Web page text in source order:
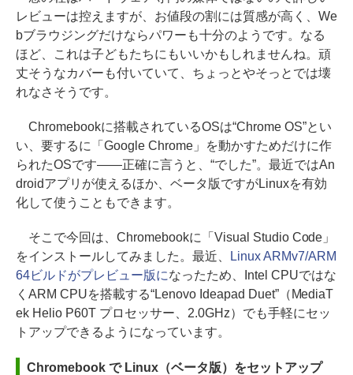
レビューは控えますが、お値段の割には質感が高く、We
bブラウジングだけならパワーも十分のようです。なる
ほど、これは子どもたちにもいいかもしれませんね。頑
丈そうなカバーも付いていて、ちょっとやそっとでは壊
れなさそうです。
Chromebookに搭載されているOSは“Chrome OS”とい
い、要するに「Google Chrome」を動かすためだけに作
られたOSです――正確に言うと、“でした”。最近ではAn
droidアプリが使えるほか、ベータ版ですがLinuxを有効
化して使うこともできます。
そこで今回は、Chromebookに「Visual Studio Code」
をインストールしてみました。最近、
Linux ARMv7/ARM
64ビルドがプレビュー版になったため、Intel CPUではな
くARM CPUを搭載する“Lenovo Ideapad Duet”（MediaT
ek Helio P60T プロセッサー、2.0GHz）でも手軽にセッ
トアップできるようになっています。
Chromebook で Linux（ベータ版）をセットアップ